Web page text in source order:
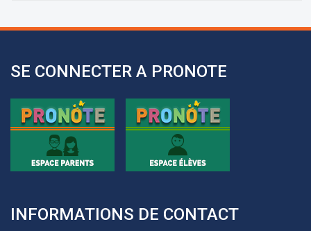
SE CONNECTER A PRONOTE
INFORMATIONS DE CONTACT